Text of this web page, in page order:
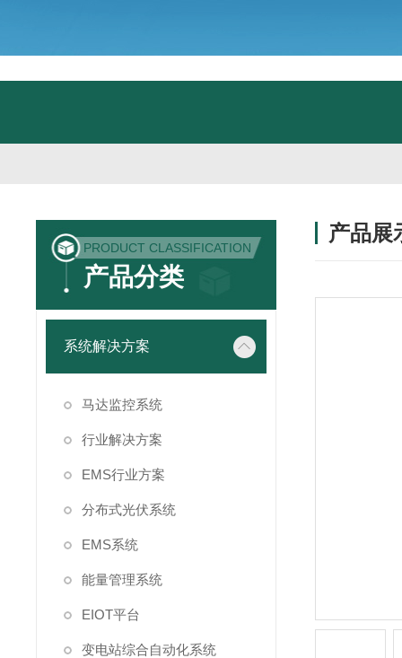
产品展
PRODUCT CLASSIFICATION
产品分类
系统解决方案
马达监控系统
行业解决方案
EMS行业方案
分布式光伏系统
EMS系统
能量管理系统
EIOT平台
变电站综合自动化系统